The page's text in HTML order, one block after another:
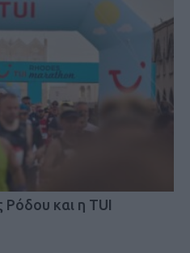
και η TUI